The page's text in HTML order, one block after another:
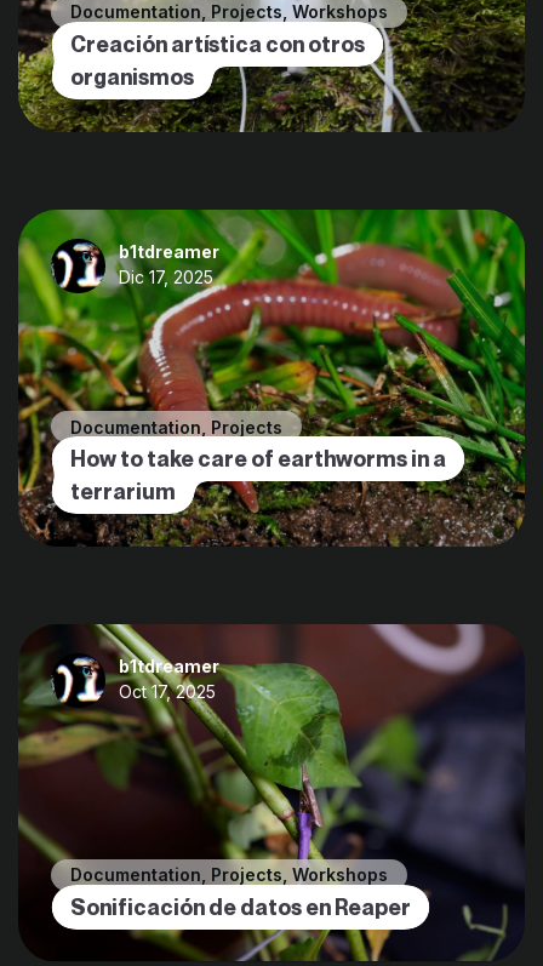
Documentation Projects ,Workshops
Creación artística con otros
organismos
b1tdreamer
Dic 17, 2025
Documentation Projects
How to take care of earthworms in a
terrarium
b1tdreamer
Oct 17, 2025
Documentation Projects ,Workshops
Sonificación de datos en Reaper